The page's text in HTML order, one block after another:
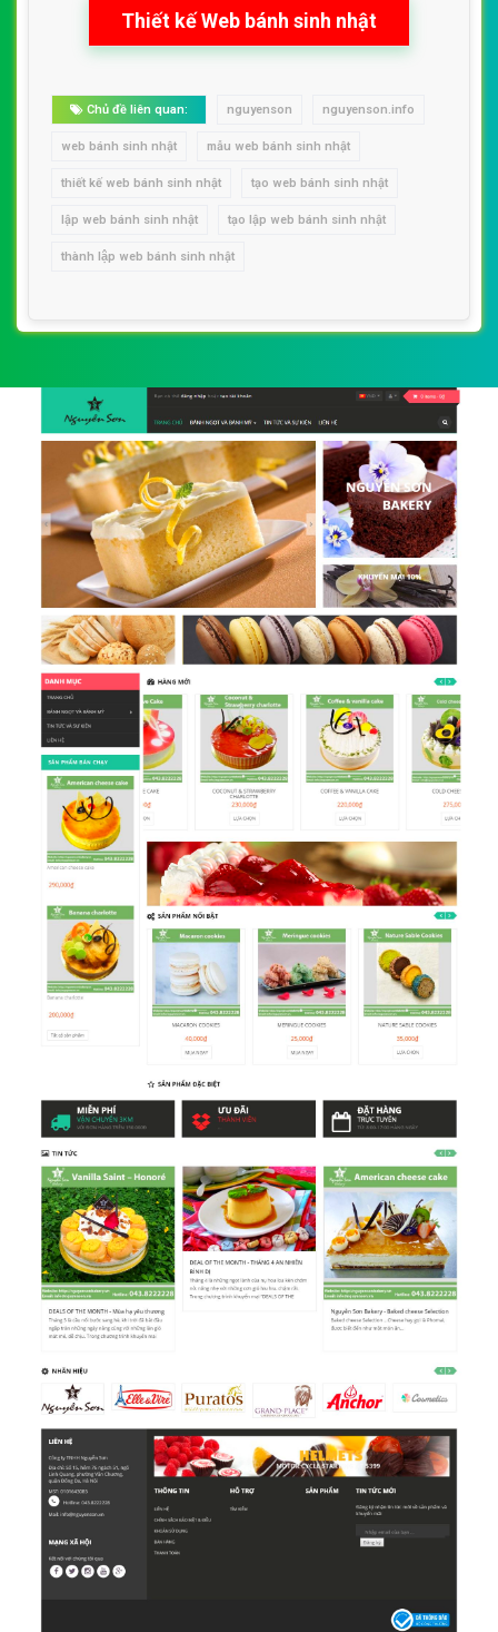
Thiết kế Web bánh sinh nhật
Chủ đề liên quan: nguyenson nguyenson.info
web bánh sinh nhật mẫu web bánh sinh nhật
thiết kế web bánh sinh nhật tạo web bánh sinh nhật
lập web bánh sinh nhật tạo lập web bánh sinh nhật
thành lập web bánh sinh nhật